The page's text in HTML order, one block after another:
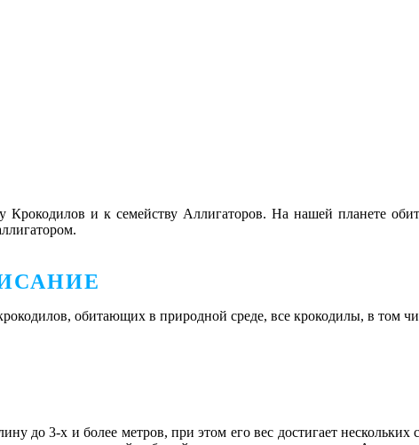
Крокодилов и к семейству Аллигаторов. На нашей планете
обитающих в природной среде, все крокодилы, в
до 3-х и более метров, при этом его вес достигает